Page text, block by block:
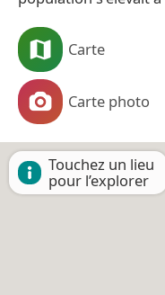
Carte
Carte photo
Touchez un lieu
pour l’explorer